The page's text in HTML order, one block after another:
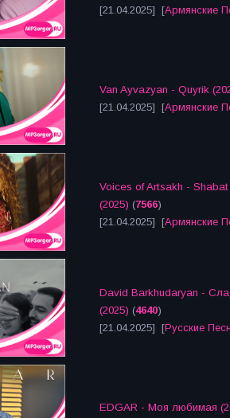
[21.04.2025] [Армянские
Van Ayvazyan - Quyrik
[21.04.2025] [Армянские
Voices of Artsakh -
(2025) (7566)
[21.04.2025] [Армянские
David Barkhudaryan -
(2025) (4640)
[21.04.2025] [Русские
EDGAR - Моя любимая